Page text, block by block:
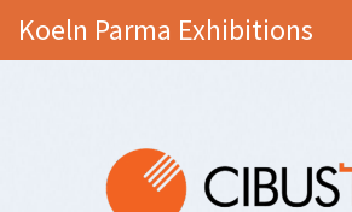
Koeln Parma Exhibitions